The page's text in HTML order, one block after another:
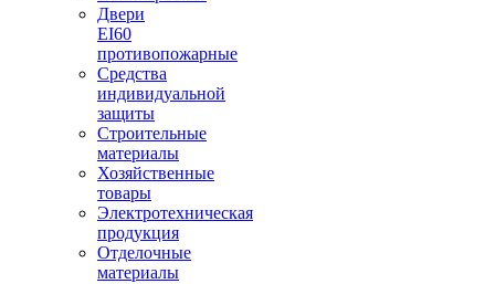
Двери
EI60
противопожарные
Средства
индивидуальной
защиты
Строительные
материалы
Хозяйственные
товары
Электротехническая
продукция
Отделочные
материалы